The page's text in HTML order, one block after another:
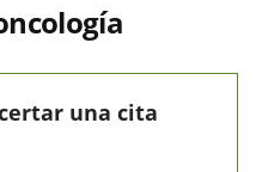
una cita